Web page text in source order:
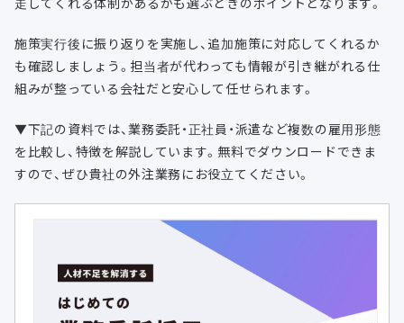
施策実行後に振り返りを実施し、追加施策に対応してくれるか
も確認しましょう。担当者が代わっても情報が引き継がれる仕
組みが整っている会社だと安心して任せられます。
▼下記の資料では、業務委託・正社員・派遣など複数の雇用形態
を比較し、特徴を解説しています。無料でダウンロードできま
すので、ぜひ貴社の外注業務にお役立てください。